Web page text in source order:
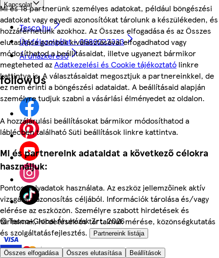
Mi és 18 partnerünk személyes adatokat, például böngészési
adatokat vagy egyedi azonosítókat tárolunk a készülékeden, és
hozzáférhetünk azokhoz. Az Összes elfogadása és az Összes
elutasítása gombok kiválasztásával elfogadhatod vagy
módosíthatod a beállításaidat, illetve ugyanezt bármikor
megteheted azAdatkezelési és Cookie tájékoztató linkre
kattintva is. A választásaidat megosztjuk a partnereinkkel, de
ez nem érinti a böngészési adataidat. A beállításaid alapján
személyre tudjuk szabni a vásárlási élményedet az oldalon.
A hozzájárulási beállításokat bármikor módosíthatod a
láblécben található Süti beállítások linkre kattintva.
Mi és partnereink adataidat a következő célokra
használjuk:
Pontos helyadatok használata. Az eszköz jellemzőinek aktív
vizsgálata azonosítás céljából. Információk tárolása és/vagy
elérése az eszközön. Személyre szabott hirdetések és
tartalmak, hirdetések és tartalmak mérése, közönségkutatás
és szolgáltatásfejlesztés.
Partnereink listája
Összes elfogadása Összes elutasítása Beállítások
Kapcsolat
Tesco.hu
Ügyfélszolgálat - 0680222333
Áruházkereső
followUs
©Tesco-Global Áruházak Zrt. 2026